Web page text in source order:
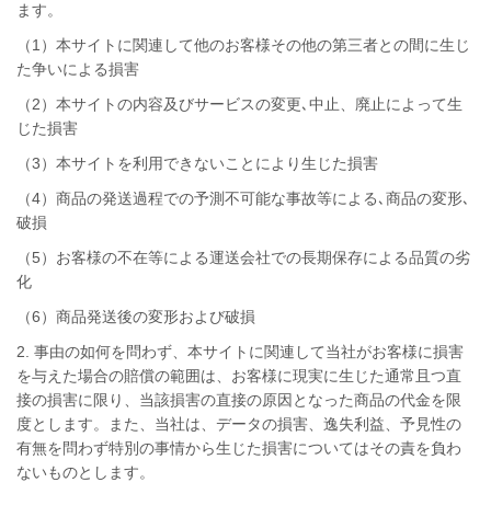
ます。
（1）本サイトに関連して他のお客様その他の第三者との間に生じ
た争いによる損害
（2）本サイトの内容及びサービスの変更､中止、廃止によって生
じた損害
（3）本サイトを利用できないことにより生じた損害
（4）商品の発送過程での予測不可能な事故等による､商品の変形､
破損
（5）お客様の不在等による運送会社での長期保存による品質の劣
化
（6）商品発送後の変形および破損
2. 事由の如何を問わず、本サイトに関連して当社がお客様に損害
を与えた場合の賠償の範囲は、お客様に現実に生じた通常且つ直
接の損害に限り、当該損害の直接の原因となった商品の代金を限
度とします。また、当社は、データの損害、逸失利益、予見性の
有無を問わず特別の事情から生じた損害についてはその責を負わ
ないものとします。